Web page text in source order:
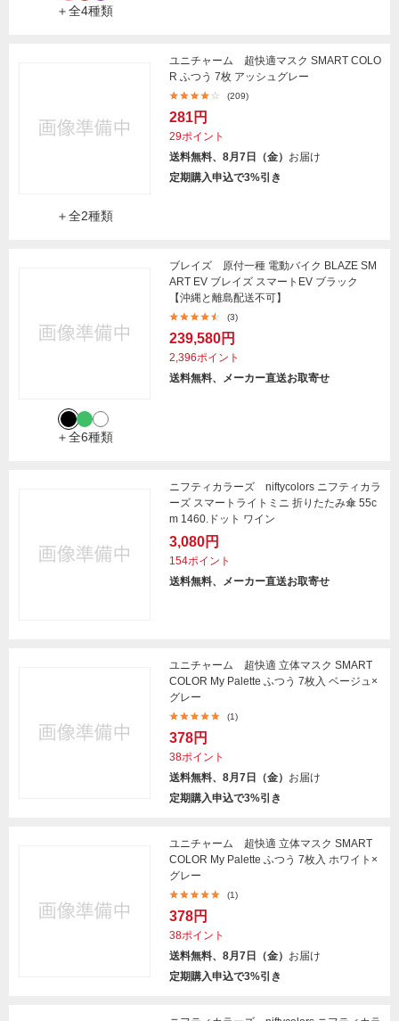
＋全4種類
＋全2種類
ユニチャーム 超快適マスク SMART COLO
R ふつう 7枚 アッシュグレー
(209)
281円
29ポイント
送料無料、8月7日（金） お届け
定期購入申込で3%引き
＋全6種類
ブレイズ 原付一種 電動バイク BLAZE SM
ART EV ブレイズ スマートEV ブラック
【沖縄と離島配送不可】
(3)
239,580円
2,396ポイント
送料無料、メーカー直送お取寄せ
ニフティカラーズ niftycolors ニフティカラ
ーズ スマートライトミニ 折りたたみ傘 55c
m 1460.ドット ワイン
3,080円
154ポイント
送料無料、メーカー直送お取寄せ
ユニチャーム 超快適 立体マスク SMART
COLOR My Palette ふつう 7枚入 ベージュ×
グレー
(1)
378円
38ポイント
送料無料、8月7日（金） お届け
定期購入申込で3%引き
ユニチャーム 超快適 立体マスク SMART
COLOR My Palette ふつう 7枚入 ホワイト×
グレー
(1)
378円
38ポイント
送料無料、8月7日（金） お届け
定期購入申込で3%引き